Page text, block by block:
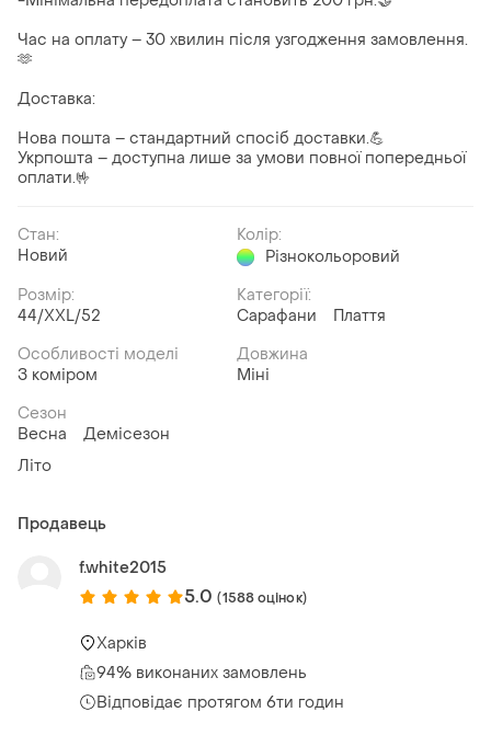
Час на оплату – 30 хвилин після узгодження замовлення.
🫶
Доставка:
Нова пошта – стандартний спосіб доставки.💪
Укрпошта – доступна лише за умови повної попередньої
оплати.🤟
Стан:
Новий
Колір:
Різнокольоровий
Розмір:
44/XXL/52
Категорії:
Сарафани
Плаття
Особливості моделі
З коміром
Довжина
Міні
Сезон
Весна
Демісезон
Літо
Продавець
f.white2015
5.0 (1588 оцінок)
Харків
94% виконаних замовлень
Відповідає протягом 6ти годин